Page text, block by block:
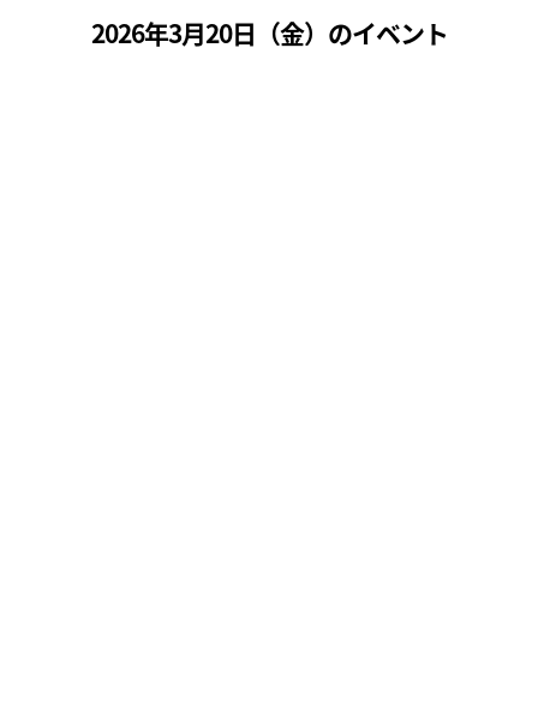
2026年3月20日（金）のイベント